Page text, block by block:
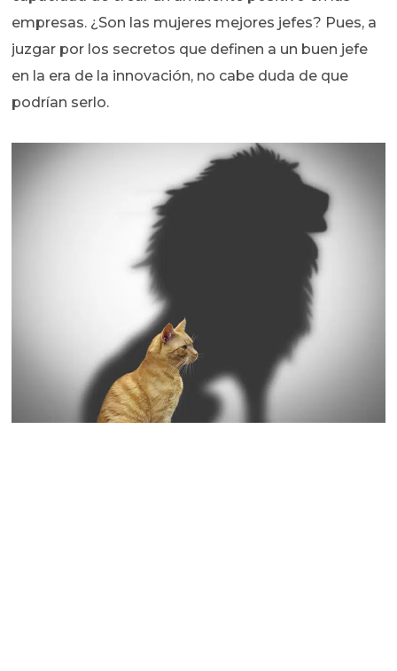
empresas. ¿Son las mujeres mejores jefes? Pues, a
juzgar por los secretos que definen a un buen jefe
en la era de la innovación, no cabe duda de que
podrían serlo.